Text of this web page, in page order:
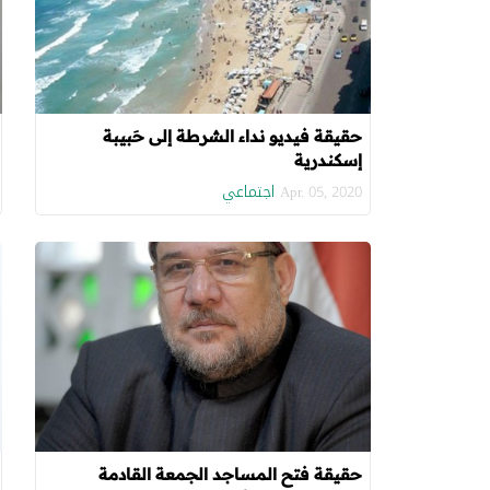
حقيقة فيديو نداء الشرطة إلى حَبيبة
إسكندرية
Apr. 05, 2020 اجتماعي
حقيقة فتح المساجد الجمعة القادمة